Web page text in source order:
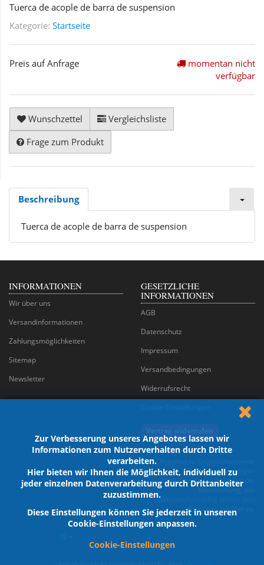
Zur Verbesserung unseres Angebotes lassen wir
Informationen zum Nutzerverhalten durch Dritte
verarbeiten.
Hier bieten wir Ihnen die Möglichkeit, individuell zu
jeder einzelnen Datenverarbeitung durch Drittanbeiter
zuzustimmen.
Diese Einstellungen können Sie jederzeit in unseren
Cookie-Einstellungen anpassen.
Cookie-Einstellungen
Tuerca de acople de barra de suspension
Kategorie: Startseite
Preis auf Anfrage
momentan nicht
verfügbar
Wunschzettel
Vergleichsliste
Frage zum Produkt
Beschreibung
Tuerca de acople de barra de suspension
INFORMATIONEN
Wir über uns
Versandinformationen
Zahlungsmöglichkeiten
Sitemap
Newsletter
GESETZLICHE
INFORMATIONEN
AGB
Datenschutz
Impressum
Versandbedingungen
Widerrufsrecht
Marken und sonstigen
Bezeichnungen dienen nur der
Beschreibung; alle
Kennzeichenrechte stehen dem
jeweiligen Inhaber zu.